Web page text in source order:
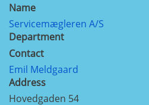
Name
Servicemægleren A/S
Department
Contact
Emil Meldgaard
Address
Hovedgaden 54